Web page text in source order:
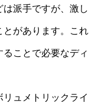
派手ですが、激し
とがあります。これ
ことで必要なディ
ュメトリックライ